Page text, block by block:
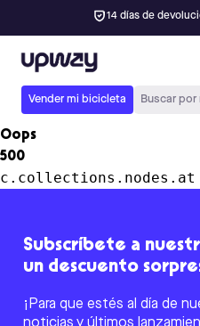
14 días de
Upway
Vender mi bicicleta Buscar
Oops
500
Subscríbete a
un descuento
¡Para que estés al día de